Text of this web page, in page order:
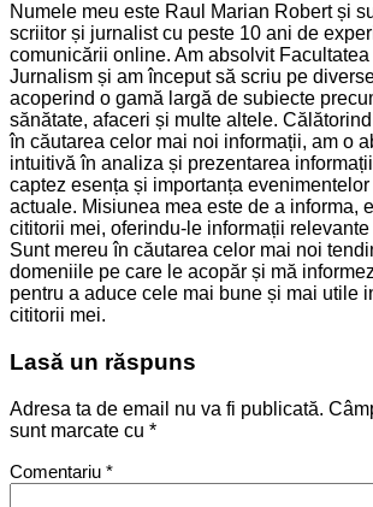
Numele meu este Raul Marian Robert și
scriitor și jurnalist cu peste 10 ani de
comunicării online. Am absolvit
Jurnalism și am început să scriu pe
acoperind o gamă largă de subiecte
sănătate, afaceri și multe altele.
în căutarea celor mai noi informații, am o
intuitivă în analiza și prezentarea
captez esența și importanța
actuale. Misiunea mea este de a informa,
cititorii mei, oferindu-le informații
Sunt mereu în căutarea celor mai noi
domeniile pe care le acopăr și mă
pentru a aduce cele mai bune și mai utile
cititorii mei.
Lasă un răspuns
Adresa ta de email nu va fi publicată.
sunt marcate cu *
Comentariu *